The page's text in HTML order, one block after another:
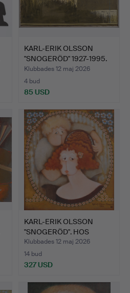
KARL-ERIK OLSSON
"SNOGERÖD" 1927-1995.
OLJ…
Klubbades 12 maj 2026
4 bud
85 USD
KARL-ERIK OLSSON
"SNOGERÖD". HOS
FRISÖREN.
Klubbades 12 maj 2026
14 bud
327 USD